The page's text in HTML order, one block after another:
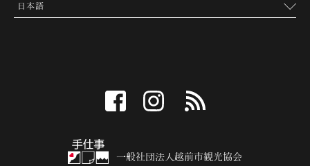
facebook instagram
一般社団法人越前市観光協会